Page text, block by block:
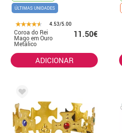
ÚLTIMAS UNIDADES
4.53/5.00
Coroa do Rei
Mago em Ouro
Metálico
11.50€
ADICIONAR